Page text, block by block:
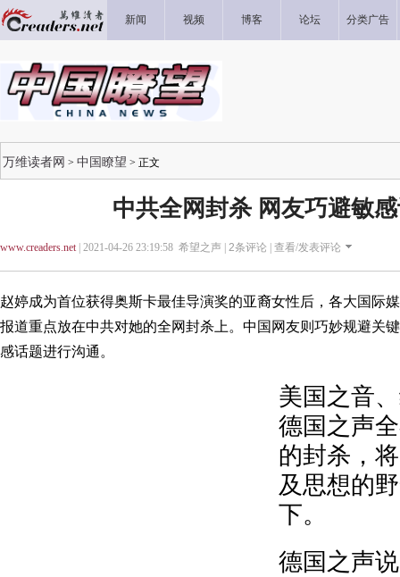
新闻 视频 博客 论坛 分类广告
万维读者网 > 中国瞭望 > 正文
中共全网封杀 网友巧避敏
www.creaders.net| 2021-04-26 23:19:58 希望之声 | 2条评论 | 查看/发表评论
赵婷成为首位获得奥斯卡最佳导演奖的亚裔女性后，各大国际
报道重点放在中共对她的全网封杀上。中国网友则巧妙规避关
感话题进行沟通。
美国之音
德国之声
的封杀，
及思想的
下。
德国之声